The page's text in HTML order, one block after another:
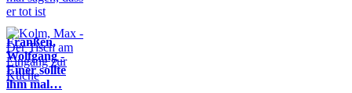
Franßen,
Wolfgang -
Einer sollte
ihm mal…